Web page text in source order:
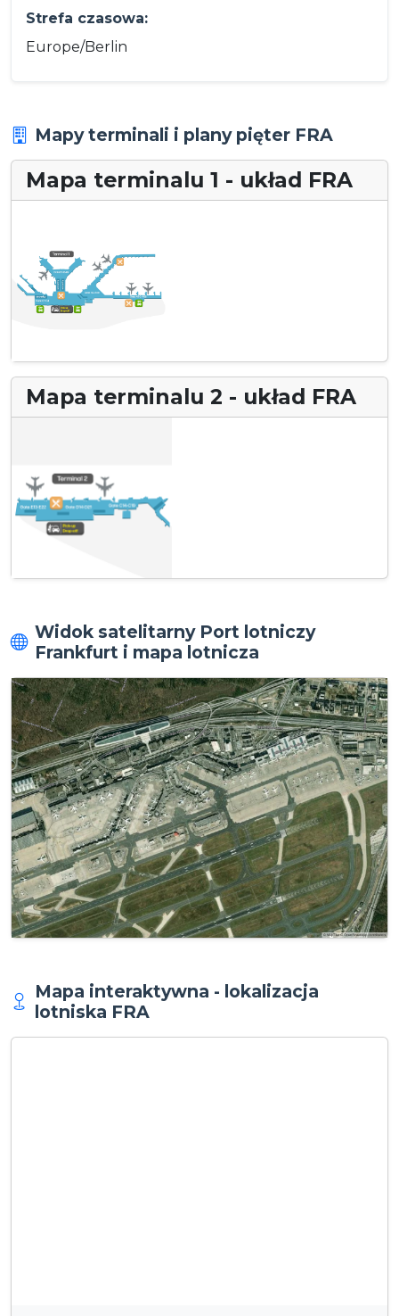
Strefa czasowa:
Europe/Berlin
Mapy terminali i plany pięter FRA
Mapa terminalu 1 - układ FRA
Mapa terminalu 2 - układ FRA
Widok satelitarny Port lotniczy
Frankfurt i mapa lotnicza
Mapa interaktywna - lokalizacja
lotniska FRA